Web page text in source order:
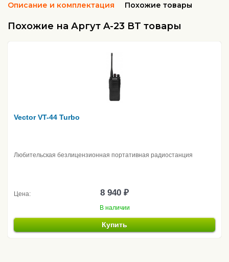
Описание и комплектация Похожие товары
Похожие на Аргут A-23 BT товары
Vector VT-44 Turbo
Любительская безлицензионная портативная радиостанция
Цена: 8 940 ₽
В наличии
Купить